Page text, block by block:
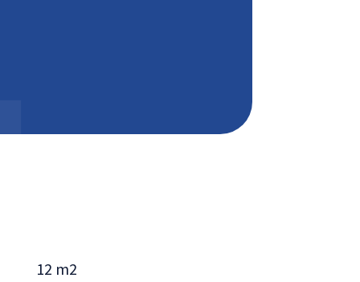
12 m2